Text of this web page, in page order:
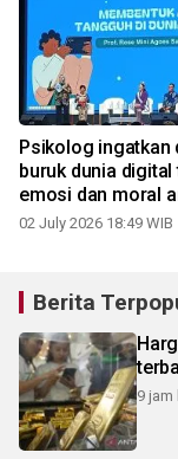
Psikolog ingatkan
buruk dunia digital
emosi dan moral
02 July 2026 18:49 WIB
Berita
9 jam